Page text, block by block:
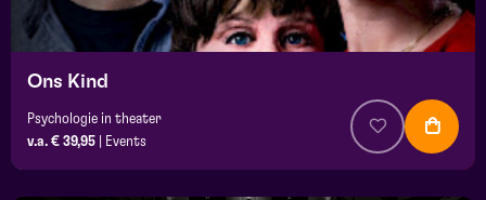
Ons Kind
Psychologie in theater
v.a. € 39,95
Events